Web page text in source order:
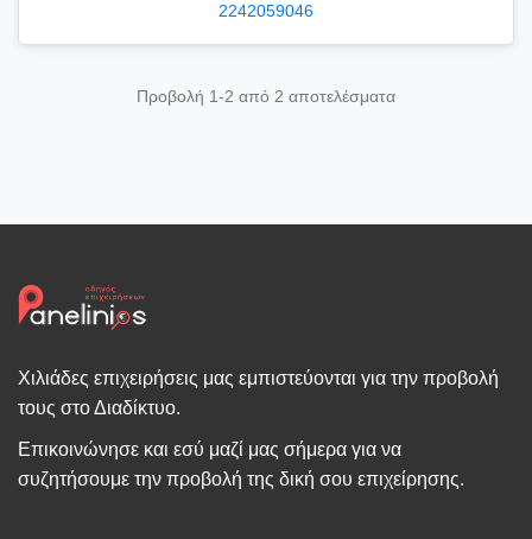
2242059046
Προβολή 1-2 από 2 αποτελέσματα
Χιλιάδες επιχειρήσεις μας εμπιστεύονται για την προβολή
τους στο Διαδίκτυο.
Επικοινώνησε και εσύ μαζί μας σήμερα για να
συζητήσουμε την προβολή της δική σου επιχείρησης.